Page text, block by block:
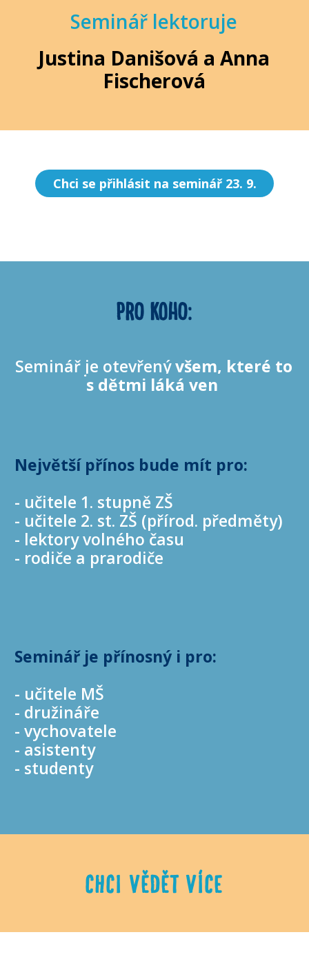
Seminář lektoruje
Justina Danišová a Anna
Fischerová
Chci se přihlásit na seminář 23. 9.
PRO KOHO:
Seminář je otevřenývšem, které to
s dětmi láká ven
Největší přínos bude mít pro:
- učitele 1. stupně ZŠ
- učitele 2. st. ZŠ (přírod. předměty)
- lektory volného času
- rodiče a prarodiče
Seminář je přínosný i pro:
- učitele MŠ
- družináře
- vychovatele
- asistenty
- studenty
CHCI VĚDĚT VÍCE